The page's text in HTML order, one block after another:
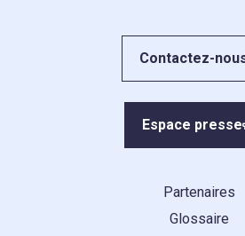
Contactez-
Espace presse
Partenaires
Glossaire